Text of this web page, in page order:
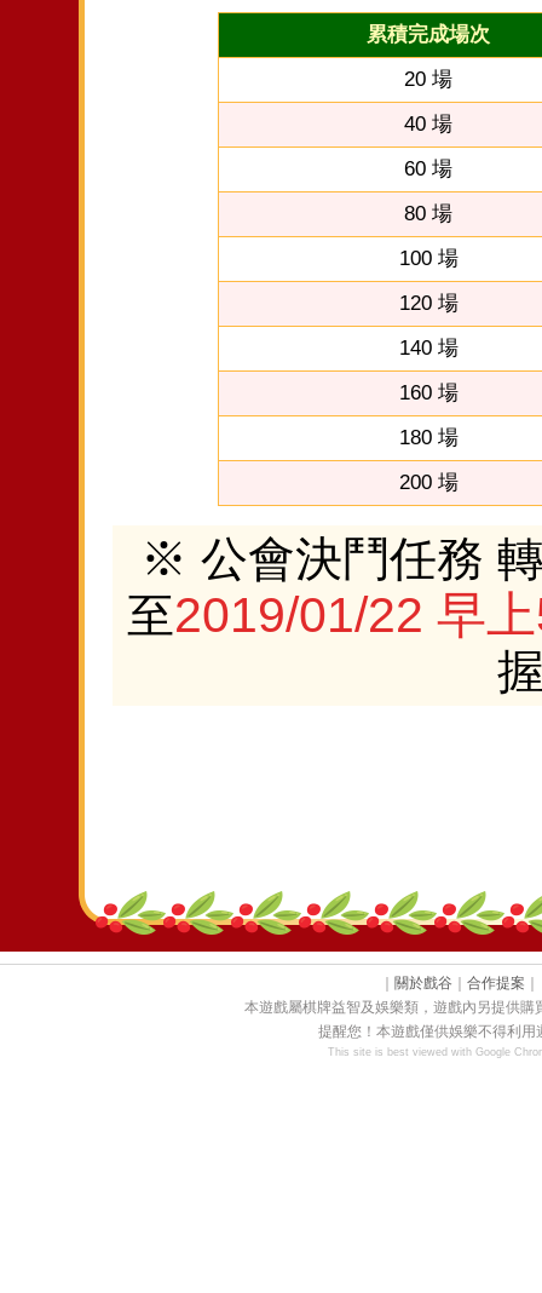
累積完成場次
20 場
40 場
60 場
80 場
100 場
120 場
140 場
160 場
180 場
200 場
※ 公會決鬥任務
至2019/01/22 早